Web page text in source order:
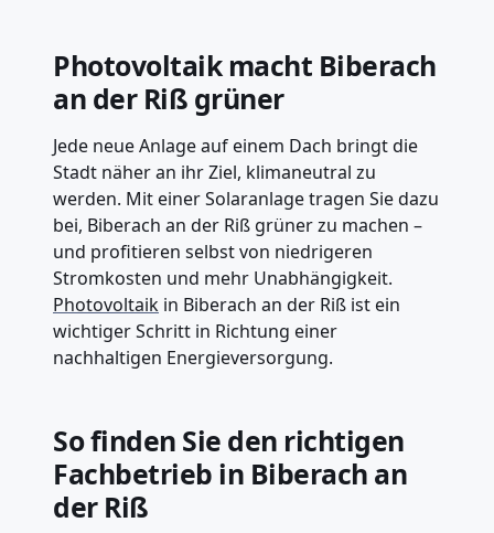
Photovoltaik macht Biberach
an der Riß grüner
Jede neue Anlage auf einem Dach bringt die
Stadt näher an ihr Ziel, klimaneutral zu
werden. Mit einer Solaranlage tragen Sie dazu
bei, Biberach an der Riß grüner zu machen –
und profitieren selbst von niedrigeren
Stromkosten und mehr Unabhängigkeit.
Photovoltaik in Biberach an der Riß ist ein
wichtiger Schritt in Richtung einer
nachhaltigen Energieversorgung.
So finden Sie den richtigen
Fachbetrieb in Biberach an
der Riß